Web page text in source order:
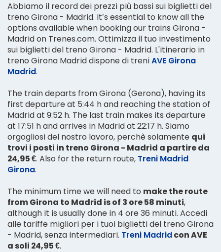
Abbiamo il record dei prezzi più bassi sui biglietti del
treno Girona - Madrid. It’s essential to know all the
options available when booking our trains Girona -
Madrid on Trenes.com. Ottimizza il tuo investimento
sui biglietti del treno Girona - Madrid. L'itinerario in
treno Girona Madrid dispone di treniAVE Girona
Madrid.
The train departs from Girona (Gerona), having its
first departure at 5:44 h and reaching the station of
Madrid at 9:52 h. The last train makes its departure
at 17:51 h and arrives in Madrid at 22:17 h. Siamo
orgogliosi del nostro lavoro, perchè solamente qui
trovi i posti in treno Girona - Madrid a partire da
24,95 €. Also for the return route, Treni Madrid
Girona.
The minimum time we will need to make the route
from Girona to Madrid is of 3 ore 58 minuti,
although it is usually done in 4 ore 36 minuti. Accedi
alle tariffe migliori per i tuoi biglietti del treno Girona
- Madrid, senza intermediari. Treni Madridcon AVE
a soli 24,95 €.